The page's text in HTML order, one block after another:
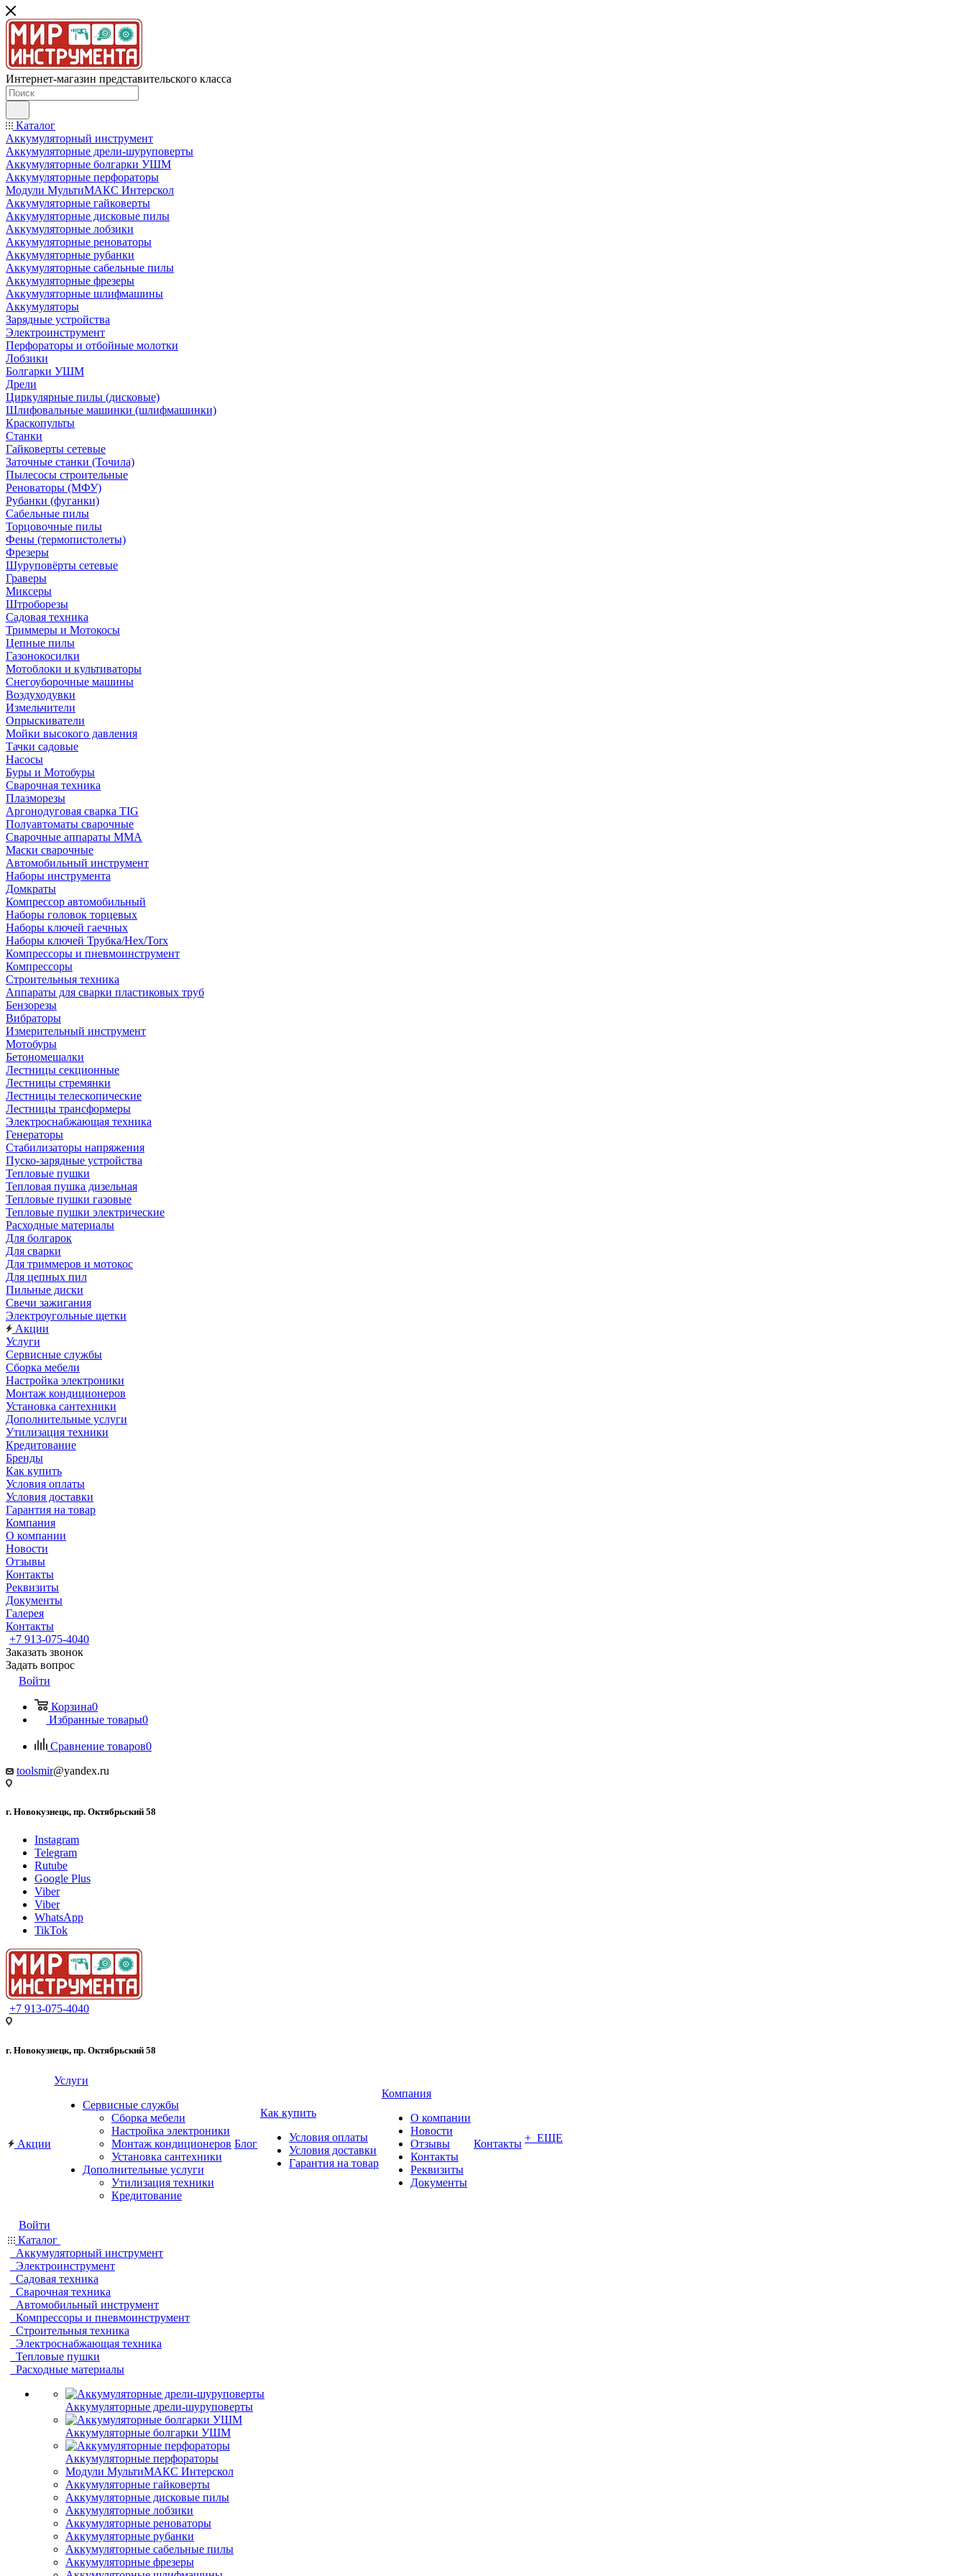
Интернет-магазин представительского класса
Каталог
Аккумуляторный инструмент
Аккумуляторные дрели-шуруповерты
Аккумуляторные болгарки УШМ
Аккумуляторные перфораторы
Модули МультиМАКС Интерскол
Аккумуляторные гайковерты
Аккумуляторные дисковые пилы
Аккумуляторные лобзики
Аккумуляторные реноваторы
Аккумуляторные рубанки
Аккумуляторные сабельные пилы
Аккумуляторные фрезеры
Аккумуляторные шлифмашины
Аккумуляторы
Зарядные устройства
Электроинструмент
Перфораторы и отбойные молотки
Лобзики
Болгарки УШМ
Дрели
Циркулярные пилы (дисковые)
Шлифовальные машинки (шлифмашинки)
Краскопульты
Станки
Гайковерты сетевые
Заточные станки (Точила)
Пылесосы строительные
Реноваторы (МФУ)
Рубанки (фуганки)
Сабельные пилы
Торцовочные пилы
Фены (термопистолеты)
Фрезеры
Шуруповёрты сетевые
Граверы
Миксеры
Штроборезы
Садовая техника
Триммеры и Мотокосы
Цепные пилы
Газонокосилки
Мотоблоки и культиваторы
Снегоуборочные машины
Воздуходувки
Измельчители
Опрыскиватели
Мойки высокого давления
Тачки садовые
Насосы
Буры и Мотобуры
Сварочная техника
Плазморезы
Аргонодуговая сварка TIG
Полуавтоматы сварочные
Сварочные аппараты ММА
Маски сварочные
Автомобильный инструмент
Наборы инструмента
Домкраты
Компрессор автомобильный
Наборы головок торцевых
Наборы ключей гаечных
Наборы ключей Трубка/Hex/Torx
Компрессоры и пневмоинструмент
Компрессоры
Строительныя техника
Аппараты для сварки пластиковых труб
Бензорезы
Вибраторы
Измерительный инструмент
Мотобуры
Бетономешалки
Лестницы секционные
Лестницы стремянки
Лестницы телескопические
Лестницы трансформеры
Электроснабжающая техника
Генераторы
Стабилизаторы напряжения
Пуско-зарядные устройства
Тепловые пушки
Тепловая пушка дизельная
Тепловые пушки газовые
Тепловые пушки электрические
Расходные материалы
Для болгарок
Для сварки
Для триммеров и мотокос
Для цепных пил
Пильные диски
Свечи зажигания
Электроугольные щетки
Акции
Услуги
Сервисные службы
Сборка мебели
Настройка электроники
Монтаж кондиционеров
Установка сантехники
Дополнительные услуги
Утилизация техники
Кредитование
Бренды
Как купить
Условия оплаты
Условия доставки
Гарантия на товар
Компания
О компании
Новости
Отзывы
Контакты
Реквизиты
Документы
Галерея
Контакты
+7 913-075-4040
Заказать звонок
Задать вопрос
Войти
Корзина0
Избранные товары0
Сравнение товаров0
toolsmir@yandex.ru
г. Новокузнецк, пр. Октябрьский 58
Instagram
Telegram
Rutube
Google Plus
Viber
Viber
WhatsApp
TikTok
+7 913-075-4040
г. Новокузнецк, пр. Октябрьский 58
Акции
Услуги
Сервисные службы
Сборка мебели
Настройка электроники
Монтаж кондиционеров
Установка сантехники
Дополнительные услуги
Утилизация техники
Кредитование
Блог
Как купить
Условия оплаты
Условия доставки
Гарантия на товар
Компания
О компании
Новости
Отзывы
Контакты
Реквизиты
Документы
Контакты + ЕЩЕ
Войти
Каталог
Аккумуляторный инструмент
Электроинструмент
Садовая техника
Сварочная техника
Автомобильный инструмент
Компрессоры и пневмоинструмент
Строительныя техника
Электроснабжающая техника
Тепловые пушки
Расходные материалы
Аккумуляторные дрели-шуруповерты
Аккумуляторные болгарки УШМ
Аккумуляторные перфораторы
Модули МультиМАКС Интерскол
Аккумуляторные гайковерты
Аккумуляторные дисковые пилы
Аккумуляторные лобзики
Аккумуляторные реноваторы
Аккумуляторные рубанки
Аккумуляторные сабельные пилы
Аккумуляторные фрезеры